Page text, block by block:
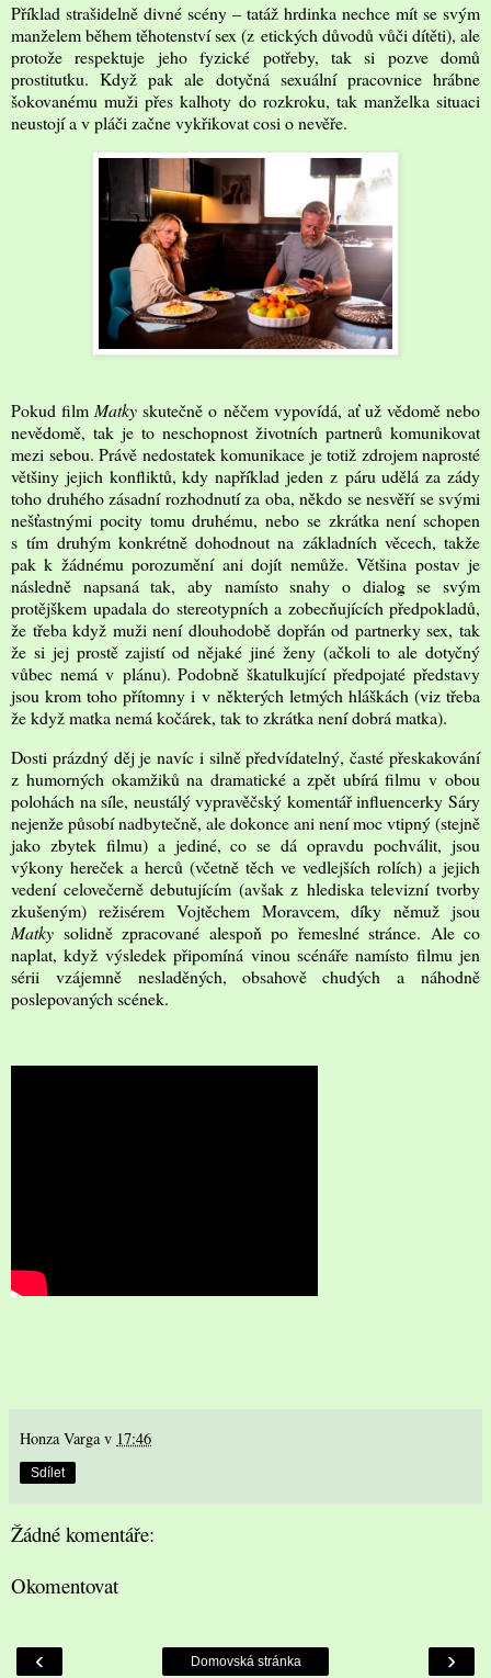
Příklad strašidelně divné scény – tatáž hrdinka nechce mít se svým
manželem během těhotenství sex (z etických důvodů vůči dítěti), ale
protože respektuje jeho fyzické potřeby, tak si pozve domů
prostitutku. Když pak ale dotyčná sexuální pracovnice hrábne
šokovanému muži přes kalhoty do rozkroku, tak manželka situaci
neustojí a v pláči začne vykřikovat cosi o nevěře.
Pokud film Matky skutečně o něčem vypovídá, ať už vědomě nebo
nevědomě, tak je to neschopnost životních partnerů komunikovat
mezi sebou. Právě nedostatek komunikace je totiž zdrojem naprosté
většiny jejich konfliktů, kdy například jeden z páru udělá za zády
toho druhého zásadní rozhodnutí za oba, někdo se nesvěří se svými
nešťastnými pocity tomu druhému, nebo se zkrátka není schopen
s tím druhým konkrétně dohodnout na základních věcech, takže
pak k žádnému porozumění ani dojít nemůže. Většina postav je
následně napsaná tak, aby namísto snahy o dialog se svým
protějškem upadala do stereotypních a zobecňujících předpokladů,
že třeba když muži není dlouhodobě dopřán od partnerky sex, tak
že si jej prostě zajistí od nějaké jiné ženy (ačkoli to ale dotyčný
vůbec nemá v plánu). Podobně škatulkující předpojaté představy
jsou krom toho přítomny i v některých letmých hláškách (viz třeba
že když matka nemá kočárek, tak to zkrátka není dobrá matka).
Dosti prázdný děj je navíc i silně předvídatelný, časté přeskakování
z humorných okamžiků na dramatické a zpět ubírá filmu v obou
polohách na síle, neustálý vypravěčský komentář influencerky Sáry
nejenže působí nadbytečně, ale dokonce ani není moc vtipný (stejně
jako zbytek filmu) a jediné, co se dá opravdu pochválit, jsou
výkony hereček a herců (včetně těch ve vedlejších rolích) a jejich
vedení celovečerně debutujícím (avšak z hlediska televizní tvorby
zkušeným) režisérem Vojtěchem Moravcem, díky němuž jsou
Matky solidně zpracované alespoň po řemeslné stránce. Ale co
naplat, když výsledek připomíná vinou scénáře namísto filmu jen
sérii vzájemně nesladěných, obsahově chudých a náhodně
poslepovaných scének.
Honza Varga v 17:46
Sdílet
Žádné komentáře:
Okomentovat
‹ ›
Domovská stránka